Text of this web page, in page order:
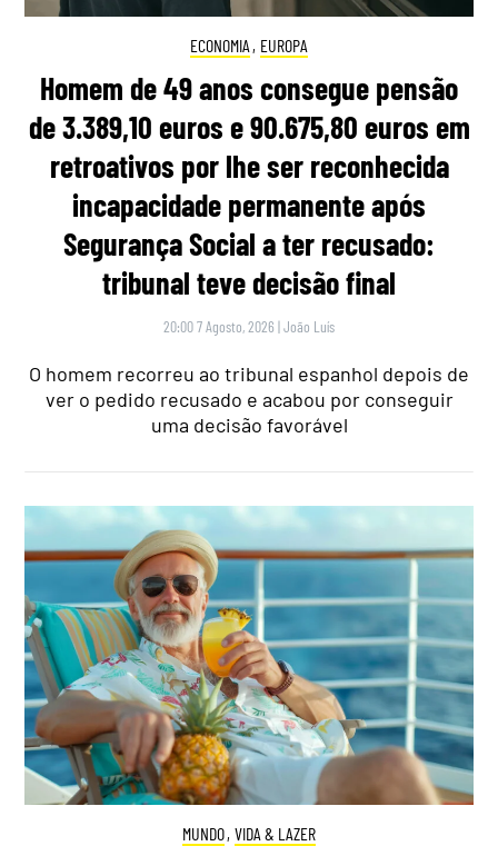
ECONOMIA , EUROPA
Homem de 49 anos consegue pensão
de 3.389,10 euros e 90.675,80 euros em
retroativos por lhe ser reconhecida
incapacidade permanente após
Segurança Social a ter recusado:
tribunal teve decisão final
20:00 7 Agosto, 2026 |João Luís
O homem recorreu ao tribunal espanhol depois de
ver o pedido recusado e acabou por conseguir
uma decisão favorável
MUNDO, VIDA & LAZER